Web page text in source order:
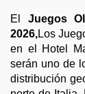
El Juegos
2026,Los
en el Hotel
serán uno de
distribución